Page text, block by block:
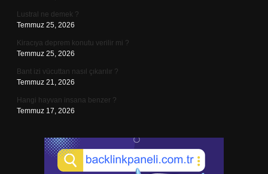
Lustral ne demek ?
Temmuz 25, 2026
Kiracıya deprem konutu verilir mi ?
Temmuz 25, 2026
Bant izi vücuttan nasıl çıkarılır ?
Temmuz 21, 2026
Hangi hayvan insana benzer ?
Temmuz 17, 2026